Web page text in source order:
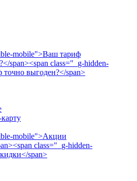
mobile">Ваш тариф
span><span class="_g-hidden-
выгоден?</span>
mobile">Акции
class="_g-hidden-
span>